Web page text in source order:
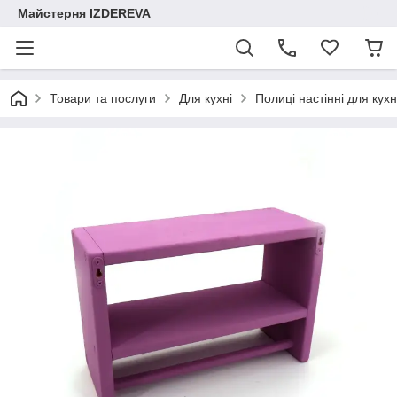
Майстерня IZDEREVA
Товари та послуги Для кухні Полиці настінні для